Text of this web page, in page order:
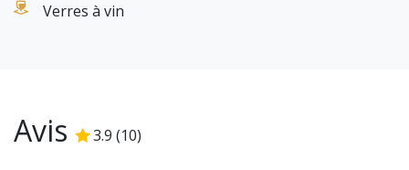
Verres à vin
Avis 3.9/5
3.9 (10)